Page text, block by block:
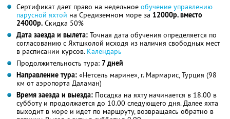
Сертификат дает право на недельное обучение управлению
парусной яхтой на Средиземном море за 12000р. вместо
24000р. Скидка 50%
Дата заезда и вылета: Точная дата обучения определяется по
согласованию с Яхтшколой исходя из наличия свободных мест
в расписании курсов. Календарь
Продолжительность тура: 7 дней
Направление тура: «Нетсель марине», г. Мармарис, Турция (98
км от аэропорта Даламан)
Время заезда и выезда: Посадка на яхту начинается в 18.00 в
субботу и продолжается до 10.00 следующего дня. Далее яхта
выходит в море и идет по маршруту, возвращаясь обратно в